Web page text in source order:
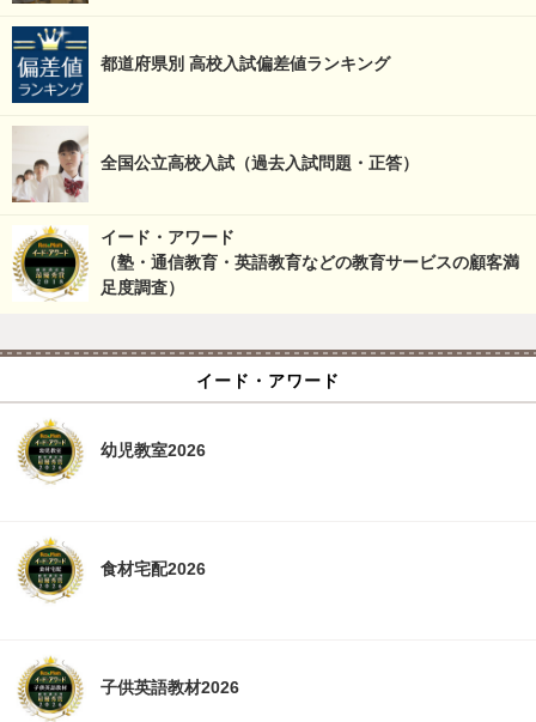
都道府県別 高校入試偏差値ランキング
全国公立高校入試（過去入試問題・正答）
イード・アワード
（塾・通信教育・英語教育などの教育サービスの顧客満
足度調査）
イード・アワード
幼児教室2026
食材宅配2026
子供英語教材2026